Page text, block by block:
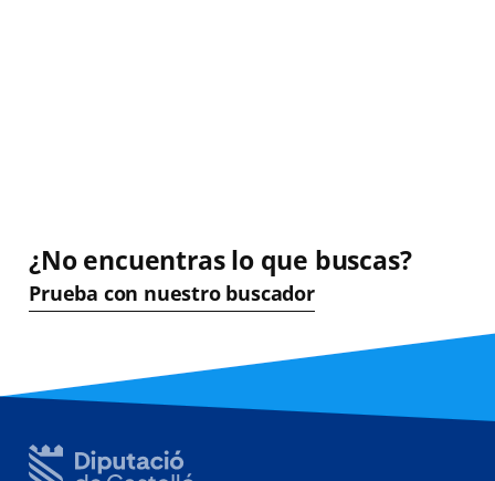
¿No encuentras lo que buscas?
Prueba con nuestro buscador